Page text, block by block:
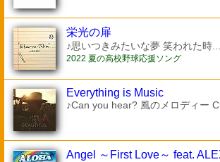
栄光の扉
♪思いつきみたいな夢 笑われた時...
2022 夏の高校野球応援ソング
Everything is Music
♪Can you hear? 風のメロディー
Angel ～First Love～ feat.